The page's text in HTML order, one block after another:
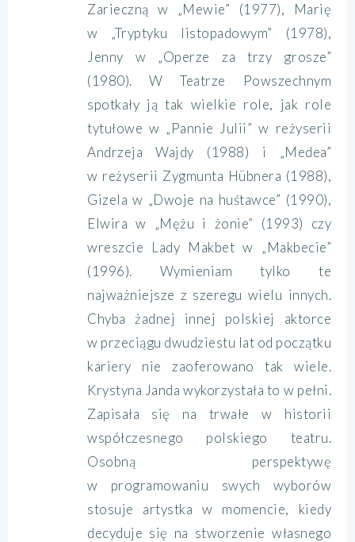
Zarieczną w „Mewie” (1977), Marię
w „Tryptyku listopadowym” (1978),
Jenny w „Operze za trzy grosze”
(1980). W Teatrze Powszechnym
spotkały ją tak wielkie role, jak role
tytułowe w „Pannie Julii” w reżyserii
Andrzeja Wajdy (1988) i „Medea”
w reżyserii Zygmunta Hübnera (1988),
Gizela w „Dwoje na huśtawce” (1990),
Elwira w „Mężu i żonie” (1993) czy
wreszcie Lady Makbet w „Makbecie”
(1996). Wymieniam tylko te
najważniejsze z szeregu wielu innych.
Chyba żadnej innej polskiej aktorce
w przeciągu dwudziestu lat od początku
kariery nie zaoferowano tak wiele.
Krystyna Janda wykorzystała to w pełni.
Zapisała się na trwałe w historii
współczesnego polskiego teatru.
Osobną perspektywę
w programowaniu swych wyborów
stosuje artystka w momencie, kiedy
decyduje się na stworzenie własnego